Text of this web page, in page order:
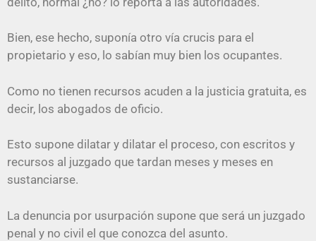
Bien, ese hecho, suponía otro vía crucis para el
propietario y eso, lo sabían muy bien los ocupantes.
Como no tienen recursos acuden a la justicia gratuita, es
decir, los abogados de oficio.
Esto supone dilatar y dilatar el proceso, con escritos y
recursos al juzgado que tardan meses y meses en
sustanciarse.
La denuncia por usurpación supone que será un juzgado
penal y no civil el que conozca del asunto.